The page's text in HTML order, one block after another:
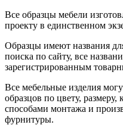
Все образцы мебели
проекту в единственном
Образцы имеют названия
поиска по сайту, все
зарегистрированным
Все мебельные изделия
образцов по цвету,
способами монтажа и
фурнитуры.